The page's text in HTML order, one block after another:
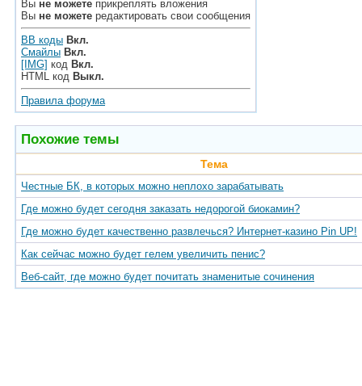
Вы не можете прикреплять вложения
Вы не можете редактировать свои сообщения
BB коды Вкл.
Смайлы Вкл.
[IMG] код Вкл.
HTML код Выкл.
Правила форума
Похожие темы
Тема
Честные БК, в которых можно неплохо зарабатывать
Где можно будет сегодня заказать недорогой биокамин?
Где можно будет качественно развлечься? Интернет-казино Pin UP!
Как сейчас можно будет гелем увеличить пенис?
Веб-сайт, где можно будет почитать знаменитые сочинения